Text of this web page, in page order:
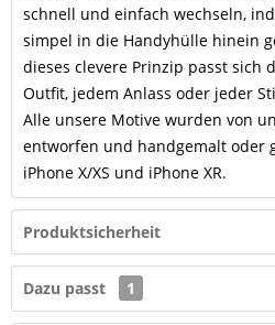
schnell und einfach wechseln,
simpel in die Handyhülle hinein
dieses clevere Prinzip passt sich
Outfit, jedem Anlass oder jeder
Alle unsere Motive wurden von
entworfen und handgemalt oder
iPhone X/XS und iPhone XR.
Produktsicherheit
Dazu passt 1